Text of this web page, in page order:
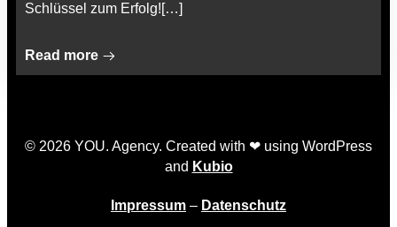
Schlüssel zum Erfolg![…]
Read more
© 2026 YOU. Agency. Created with ❤ using WordPress
and Kubio
Impressum – Datenschutz